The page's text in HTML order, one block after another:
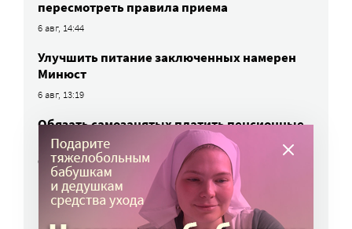
пересмотреть правила приема
6 авг, 14:44
Улучшить питание заключенных намерен
Минюст
6 авг, 13:19
Обязать самозанятых платить пенсионные
взносы предлагают профсоюзы
6 авг, 10:51
ВСЕ НОВОСТИ